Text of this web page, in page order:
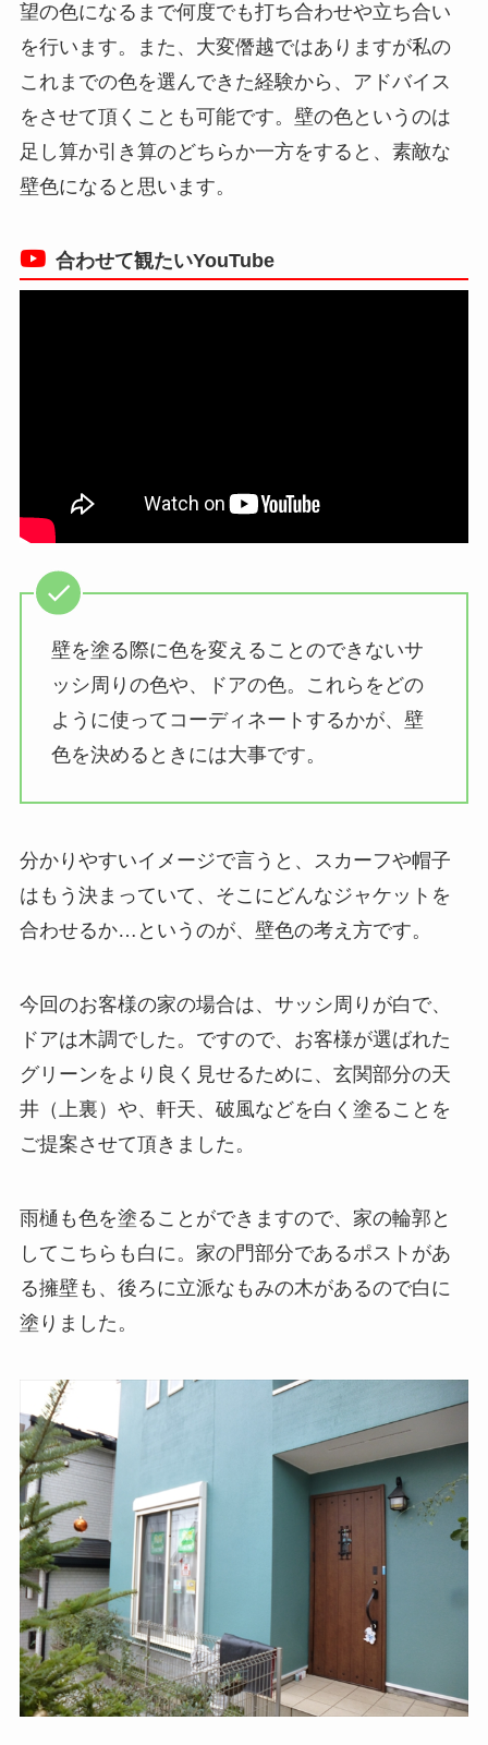
望の色になるまで何度でも打ち合わせや立ち合い
を行います。また、大変僭越ではありますが私の
これまでの色を選んできた経験から、アドバイス
をさせて頂くことも可能です。壁の色というのは
足し算か引き算のどちらか一方をすると、素敵な
壁色になると思います。
合わせて観たいYouTube
壁を塗る際に色を変えることのできないサ
ッシ周りの色や、ドアの色。これらをどの
ように使ってコーディネートするかが、壁
色を決めるときには大事です。
分かりやすいイメージで言うと、スカーフや帽子
はもう決まっていて、そこにどんなジャケットを
合わせるか…というのが、壁色の考え方です。
今回のお客様の家の場合は、サッシ周りが白で、
ドアは木調でした。ですので、お客様が選ばれた
グリーンをより良く見せるために、玄関部分の天
井（上裏）や、軒天、破風などを白く塗ることを
ご提案させて頂きました。
雨樋も色を塗ることができますので、家の輪郭と
してこちらも白に。家の門部分であるポストがあ
る擁壁も、後ろに立派なもみの木があるので白に
塗りました。